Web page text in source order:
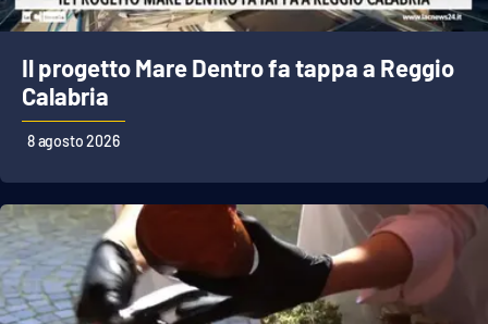
EDIZIONI
LOCALI
Catanzaro
Crotone
Vibo Valentia
Reggio Calabria
Il progetto Mare Dentro fa tappa a Reggio
Calabria
8 agosto 2026